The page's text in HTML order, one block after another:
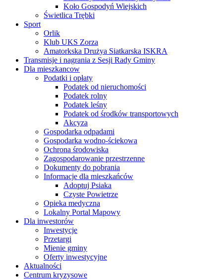
Koło Gospodyń Wiejskich
Świetlica Trębki
Sport
Orlik
Klub UKS Zorza
Amatorkska Drużya Siatkarska ISKRA
Transmisje i nagrania z Sesji Rady Gminy
Dla mieszkancow
Podatki i opłaty
Podatek od nieruchomości
Podatek rolny
Podatek leśny
Podatek od środków transportowych
Akcyza
Gospodarka odpadami
Gospodarka wodno-ściekowa
Ochrona środowiska
Zagospodarowanie przestrzenne
Dokumenty do pobrania
Informacje dla mieszkańców
Adoptuj Psiaka
Czyste Powietrze
Opieka medyczna
Lokalny Portal Mapowy
Dla inwestorów
Inwestycje
Przetargi
Mienie gminy
Oferty inwestycyjne
Aktualności
Centrum kryzysowe